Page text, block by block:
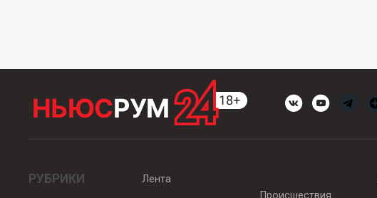
РУБРИКИ
Лента
Происшествия